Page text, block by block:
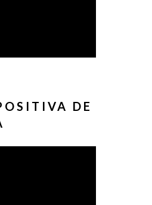
DE